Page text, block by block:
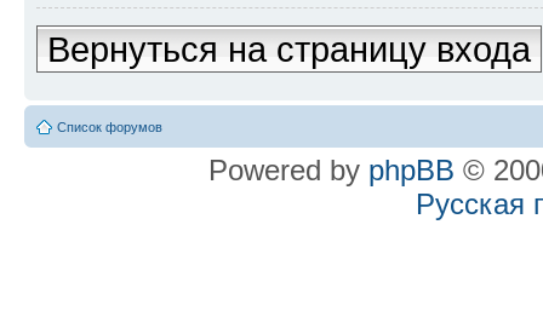
Вернуться на страницу входа
Список форумов
Powered by phpBB ©
Русская